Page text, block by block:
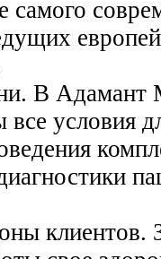
самого
В Адамант
все условия
клиентов.